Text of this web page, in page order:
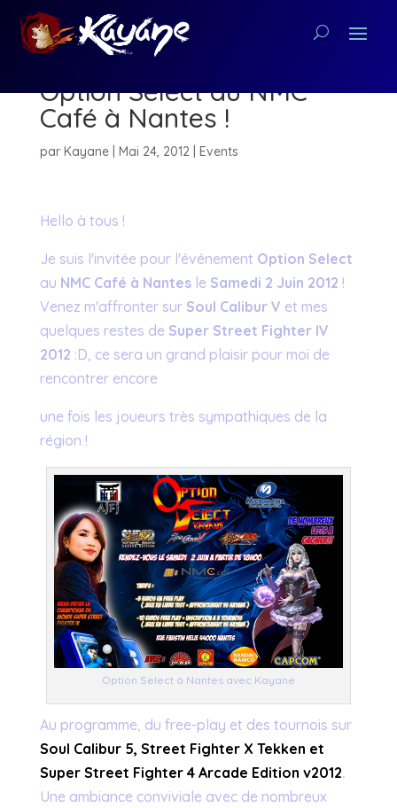
Invitée pour l’événement
Option Select au NMC
Café à Nantes !
par Kayane| Mai 24, 2012| Events
Hello à tous !
Je suis l'invitée pour l'événement Option Select
au NMC Café à Nantesle Samedi 2 Juin 2012 !
Venez m'affronter sur Soul Calibur V et mes
quelques restes de Super Street Fighter IV
2012 :D, ce sera un grand plaisir pour moi de
rencontrer encore
une fois les joueurs très sympathiques de la
région !
Option Select à Nantes avec Kayane
Au programme, du free-play et des tournois sur
Soul Calibur 5, Street Fighter X Tekken et
Super Street Fighter 4 Arcade Edition v2012.
Une ambiance conviviale avec de nombreux